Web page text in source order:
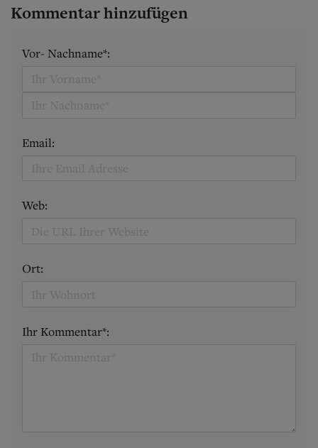
Kommentar hinzufügen
Vor- Nachname*:
Email:
Web:
Ort:
Ihr Kommentar*: